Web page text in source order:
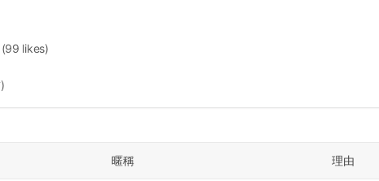
(99 likes)
暱稱 理由